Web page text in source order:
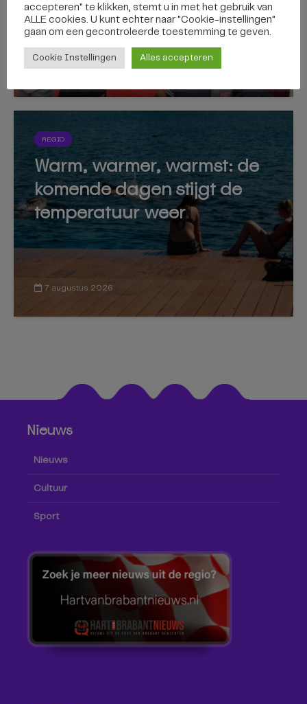
7 augustus 2026
REGIO
Warm, warmer, warmst: de
komende dagen stijgt de
temperatuur weer
7 augustus 2026
Nieuws
Nieuws
Cultuur
Sport
accepteren" te klikken, stemt u in met het gebruik van
ALLE cookies. U kunt echter naar "Cookie-instellingen"
gaan om een ​​gecontroleerde toestemming te geven.
Cookie Instellingen Alles accepteren